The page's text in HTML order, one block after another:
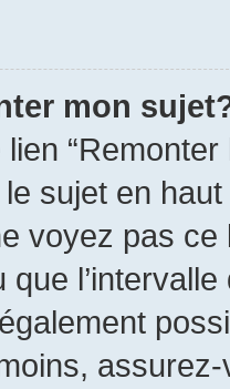
mon
sujet en haut
voyez pas